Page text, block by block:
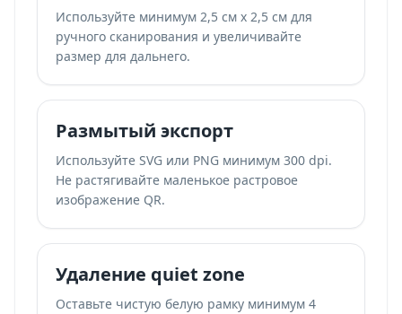
Используйте минимум 2,5 см x 2,5 см для
ручного сканирования и увеличивайте
размер для дальнего.
Размытый экспорт
Используйте SVG или PNG минимум 300 dpi.
Не растягивайте маленькое растровое
изображение QR.
Удаление quiet zone
Оставьте чистую белую рамку минимум 4